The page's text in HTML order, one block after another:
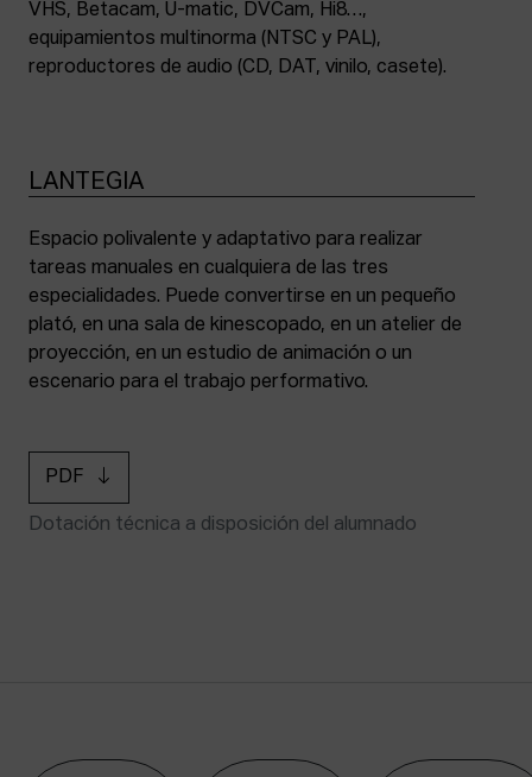
VHS, Betacam, U-matic, DVCam, Hi8…,
equipamientos multinorma (NTSC y PAL),
reproductores de audio (CD, DAT, vinilo, casete).
LANTEGIA
Espacio polivalente y adaptativo para realizar
tareas manuales en cualquiera de las tres
especialidades. Puede convertirse en un pequeño
plató, en una sala de kinescopado, en un atelier de
proyección, en un estudio de animación o un
escenario para el trabajo performativo.
PDF
Dotación técnica a disposición del alumnado